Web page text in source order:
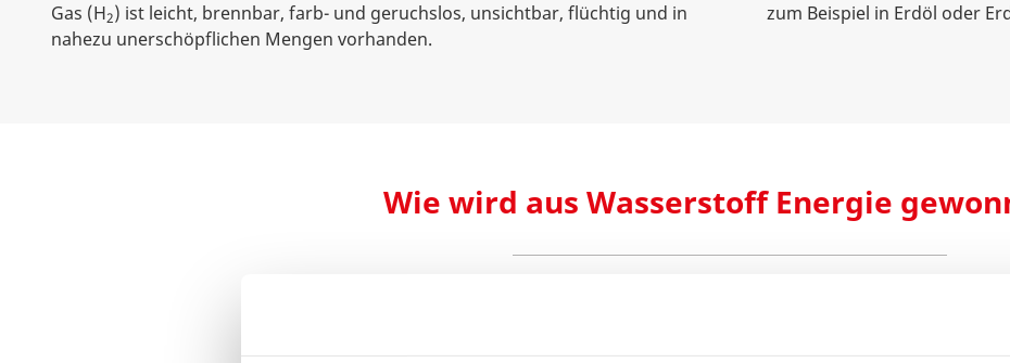
Gas (H2) ist leicht, brennbar, farb- und geruchslos, unsichtbar, flüchtig und in
nahezu unerschöpflichen Mengen vorhanden.
zum Beispiel in Erdöl oder
Wie wird aus Wasserstoff Energie
Da Wasserstoff in den meisten Fällen nur in gebundener Form auftritt, muss es zur
zunächst aus seiner Verbindung gelöst werden. Die Elektrolyse ist eines der